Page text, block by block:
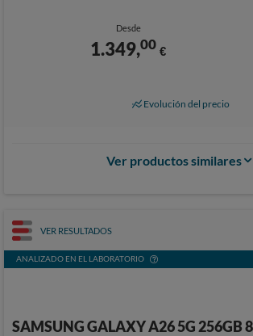
Desde
1.349,00 €
Evolución del precio
Ver productos similares
VER RESULTADOS
ANALIZADO EN EL LABORATORIO
SAMSUNG GALAXY A26 5G 256GB